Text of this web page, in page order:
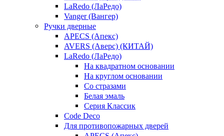
LaRedo (ЛаРедо)
Vanger (Вангер)
Ручки дверные
APECS (Апекс)
AVERS (Аверс) (КИТАЙ)
LaRedo (ЛаРедо)
На квадратном основании
На круглом основании
Со стразами
Белая эмаль
Серия Классик
Code Deco
Для противопожарных дверей